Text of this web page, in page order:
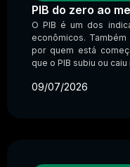
PIB do zero ao
O PIB é um dos
econômicos.
por quem está
que o PIB subiu ou
09/07/2026